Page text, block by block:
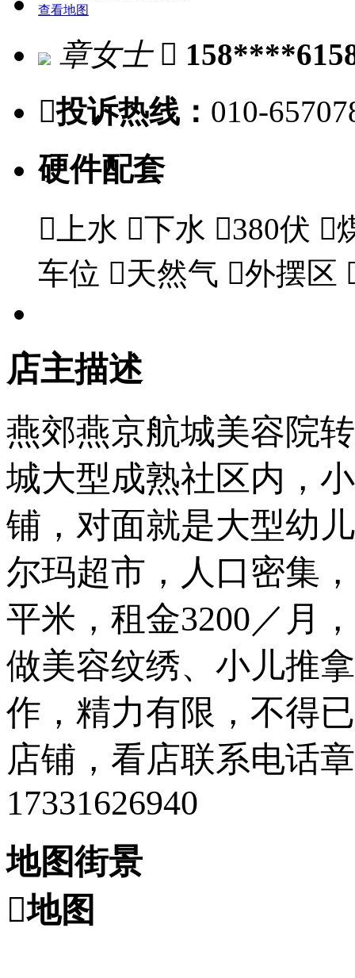
查看地图
章女士 
投诉热线： 010-
硬件配套
 上水 下水 380伏 
车位 天然气 外摆区
店主描述
燕郊燕京航城美容院
城大型成熟社区内，
铺，对面就是大型幼
尔玛超市，人口密集
平米，租金3200／月
做美容纹绣、小儿推
作，精力有限，不得
店铺，看店联系电话
17331626940
地图街景
地图